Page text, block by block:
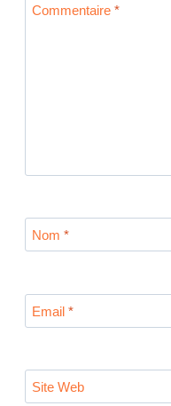
Commentaire *
Nom *
Email *
Site Web